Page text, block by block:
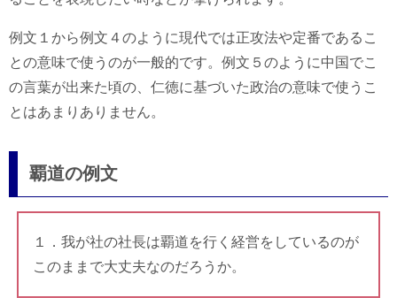
例文１から例文４のように現代では正攻法や定番であるこ
との意味で使うのが一般的です。例文５のように中国でこ
の言葉が出来た頃の、仁徳に基づいた政治の意味で使うこ
とはあまりありません。
覇道の例文
１．我が社の社長は覇道を行く経営をしているのが
このままで大丈夫なのだろうか。